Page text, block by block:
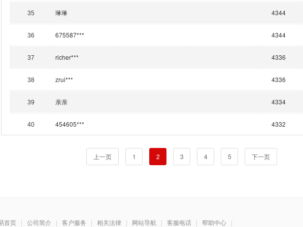
35 琳琳 4344
36 675587*** 4344
37 richer*** 4336
38 zrui*** 4336
39 亲亲 4334
40 454605*** 4332
上一页 1 2 3 4 5 下一页
首页 | 公司简介 | 客户服务 | 相关法律 | 网站导航 | 客服电话 | 帮助中心 |